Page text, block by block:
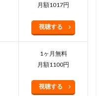
月額1017円
視聴する
1ヶ月無料
月額1100円
視聴する